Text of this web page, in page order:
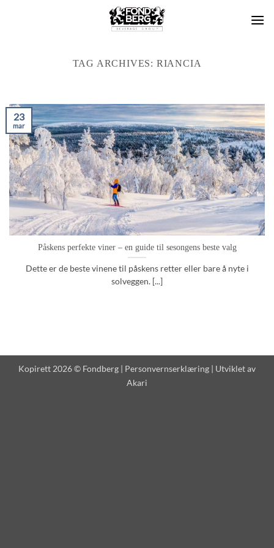
TAG ARCHIVES: RIANCIA
Påskens perfekte viner – en guide til sesongens beste valg
Dette er de beste vinene til påskens retter eller bare å nyte i
solveggen. [...]
23
mar
Kopirett 2026 © Fondberg | Personvernserklæring | Utviklet av
Akari